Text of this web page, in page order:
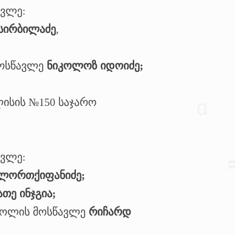
,
ნიკოლოზ იდოიძე;
№150 საჯარო
ინჯგია;
მოსწავლე რიჩარდ